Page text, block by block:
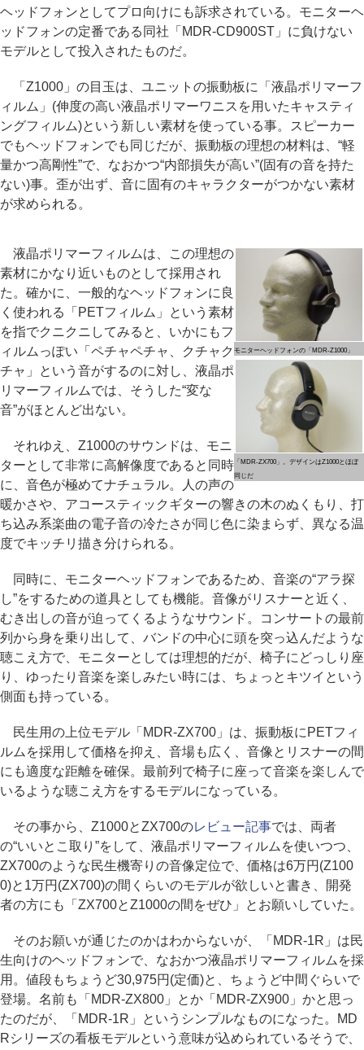
ヘッドフォンとしてプロ向けにも訴求されている。モニターヘ
ッドフォンの定番である同社「MDR-CD900ST」に負けない
モデルとして投入されたものだ。
「Z1000」の目玉は、ユニットの振動板に「液晶ポリマーフ
ィルム」(伸度の高い液晶ポリマーワニスを用いたキャスティ
ングフィルム)という新しい素材を使っている事。スピーカー
でもヘッドフォンでも同じだが、振動板の理想の材料は、“軽
量かつ高剛性”で、なおかつ“内部損失が高い”(固有の音を持た
ない)事。歪が出ず、音に固有のキャラクターがつかない素材
が求められる。
モニターヘッドフォンの「MDR-Z1000」
「MDR-ZX700」。デザインはZ1000とほぼ
同じだ
液晶ポリマーフィルムは、この理想の
素材にかなり近いものとして採用され
た。確かに、一般的なヘッドフォンに良
く使われる「PETフィルム」という素材
を指でクニクニしてみると、いかにもフ
ィルムっぽい「ペチャペチャ、クチャク
チャ」という音がするのに対し、液晶ポ
リマーフィルムでは、そうした“変な
音”がほとんど出ない。
それゆえ、Z1000のサウンドは、モニ
ターとして非常に高解像度であると同時
に、音色が極めてナチュラル。人の声の
暖かさや、アコースティックギターの響きの木のぬくもり、打
ち込み系楽曲の電子音の冷たさが同じ色に染まらず、異なる温
度でキッチリ描き分けられる。
同時に、モニターヘッドフォンであるため、音楽の“アラ探
し”をするための道具としても機能。音像がリスナーと近く、
むき出しの音が迫ってくるようなサウンド。コンサートの最前
列から身を乗り出して、バンドの中心に頭を突っ込んだような
聴こえ方で、モニターとしては理想的だが、椅子にどっしり座
り、ゆったり音楽を楽しみたい時には、ちょっとキツイという
側面も持っている。
民生用の上位モデル「MDR-ZX700」は、振動板にPETフィ
ルムを採用して価格を抑え、音場も広く、音像とリスナーの間
にも適度な距離を確保。最前列で椅子に座って音楽を楽しんで
いるような聴こえ方をするモデルになっている。
その事から、Z1000とZX700のレビュー記事では、両者
の“いいとこ取り”をして、液晶ポリマーフィルムを使いつつ、
ZX700のような民生機寄りの音像定位で、価格は6万円(Z100
0)と1万円(ZX700)の間くらいのモデルが欲しいと書き、開発
者の方にも「ZX700とZ1000の間をぜひ」とお願いしていた。
そのお願いが通じたのかはわからないが、「MDR-1R」は民
生向けのヘッドフォンで、なおかつ液晶ポリマーフィルムを採
用。値段もちょうど30,975円(定価)と、ちょうど中間ぐらいで
登場。名前も「MDR-ZX800」とか「MDR-ZX900」かと思っ
たのだが、「MDR-1R」というシンプルなものになった。MD
Rシリーズの看板モデルという意味が込められているそうで、